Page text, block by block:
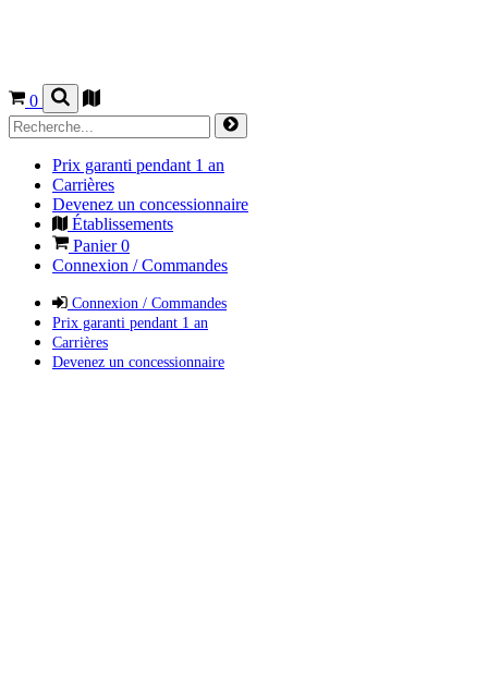
0
Prix garanti pendant 1 an
Carrières
Devenez un concessionnaire
Établissements
Panier0
Connexion / Commandes
Connexion / Commandes
Prix garanti pendant 1 an
Carrières
Devenez un concessionnaire